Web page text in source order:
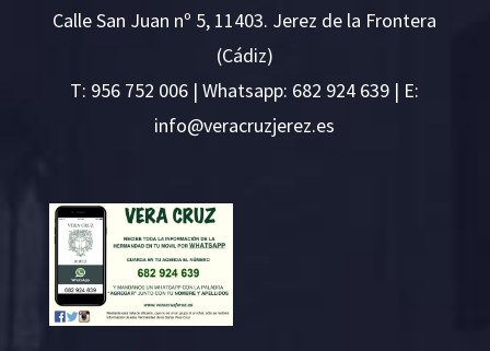
Calle San Juan nº 5, 11403. Jerez de la Frontera
(Cádiz)
T: 956 752 006 | Whatsapp: 682 924 639 | E:
se.ze
rejzu
rcare
v@ofn
i